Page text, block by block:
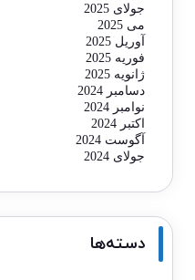
جولای 2025
می 2025
آوریل 2025
فوریه 2025
ژانویه 2025
دسامبر 2024
نوامبر 2024
اکتبر 2024
آگوست 2024
جولای 2024
دسته‌ها